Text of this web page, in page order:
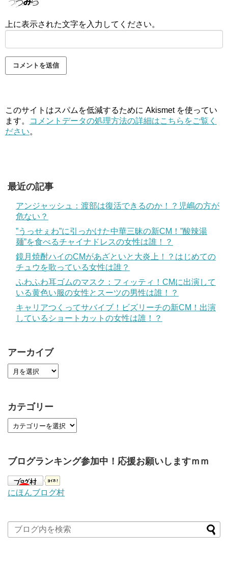
上に表示された文字を入力してください。
このサイトはスパムを低減するために Akismet を使ってい
ます。
コメントデータの処理方法の詳細はこちらをご覧く
ださい。
最近の記事
アンジャッシュ：渡部は復活できるのか！？児嶋の方が
危ない？
”うっせぇわ”に引っかけた中華三昧の新CM！”酸辣湯
麺”を食べるチャイナドレスの女性は誰！？
鏡月焼酎ハイのCMがあざといと大炎上！？はじめての
チュウを歌っている女性は誰？
ふわふわ耳ゴムのマスク：フィッティ！CMに出演して
いる黄色い服の女性とスーツの男性は誰！？
キャリアつくってサバイブ！ビズリーチの新CM！出演
しているショートカットの女性は誰！？
アーカイブ
カテゴリー
ブログランキング参加中！応援お願いしますｍｍ
にほんブログ村